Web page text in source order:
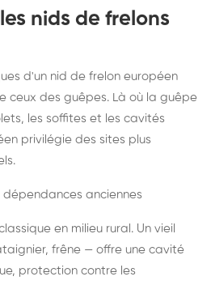
nids de frelons
d'un nid de frelon européen
ceux des guêpes. Là où la guêpe
les soffites et les cavités
privilégie des sites plus
dépendances anciennes
en milieu rural. Un vieil
frêne — offre une cavité
protection contre les